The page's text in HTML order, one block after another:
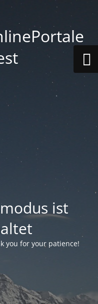
ist
you for your patience!